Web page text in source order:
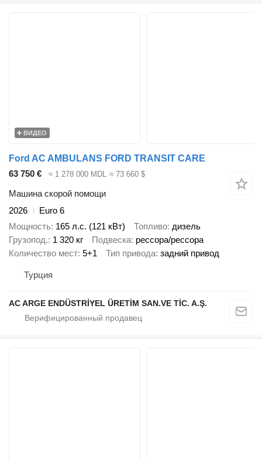
ВИДЕО
Ford AC AMBULANS FORD TRANSIT CARE
63 750 €
≈ 1 278 000 MDL ≈ 73 660 $
Машина скорой помощи
2026
Euro 6
Мощность 165 л.с. (121 кВт) Топливо дизель
Грузопод. 1 320 кг Подвеска рессора/рессора
Количество мест 5+1 Тип привода задний привод
Турция
AC ARGE ENDÜSTRİYEL ÜRETİM SAN.VE TİC. A.Ş.